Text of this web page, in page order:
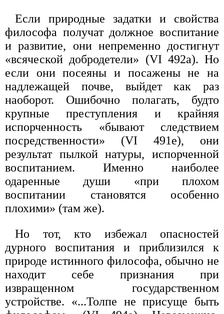
Если природные задатки и свойства
философа получат должное воспитание
и развитие, они непременно достигнут
«всяческой добродетели» (VI 492а). Но
если они посеяны и посажены не на
надлежащей почве, выйдет как раз
наоборот. Ошибочно полагать, будто
крупные преступления и крайняя
испорченность «бывают следствием
посредственности» (VI 491е), они
результат пылкой натуры, испорченной
воспитанием. Именно наиболее
одаренные души «при плохом
воспитании становятся особенно
плохими» (там же).
Но тот, кто избежал опасностей
дурного воспитания и приблизился к
природе истинного философа, обычно не
находит себе признания при
извращенном государственном
устройстве. «...Толпе не присуще быть